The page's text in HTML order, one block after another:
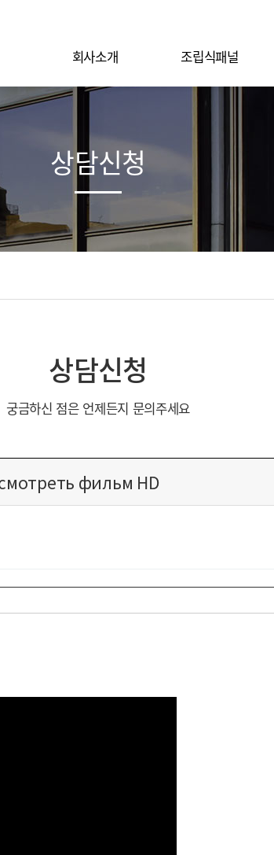
회사소개 조립식패널
상담신청
상담신청
궁금하신 점은 언제든지 문의주세요
фильм HD